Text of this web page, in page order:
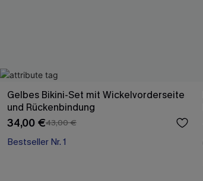
Gelbes Bikini-Set mit Wickelvorderseite
und Rückenbindung
34,00 €43,00 €
Bestseller Nr. 1